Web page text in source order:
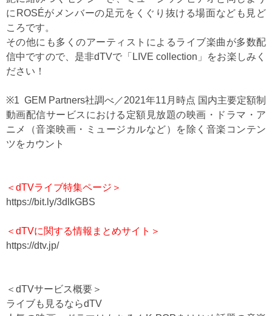
にROSÉがメンバーの足元をくぐり抜ける場面なども見ど
ころです。
その他にも多くのアーティストによるライブ楽曲が多数配
信中ですので、是非dTVで「LIVE collection」をお楽しみく
ださい！
※1 GEM Partners社調べ／2021年11月時点 国内主要定額制
動画配信サービスにおける定額見放題の映画・ドラマ・ア
ニメ（音楽映画・ミュージカルなど）を除く音楽コンテン
ツをカウント
＜dTVライブ特集ページ＞
https://bit.ly/3dlkGBS
＜dTVに関する情報まとめサイト＞
https://dtv.jp/
＜dTVサービス概要＞
ライブも見るならdTV